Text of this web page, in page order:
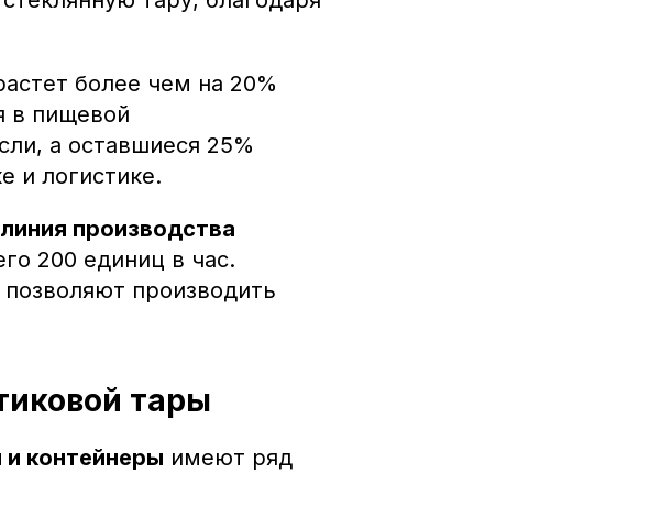
более чем на 20%
в пищевой
а оставшиеся 25%
и логистике.
линия производства
200 единиц в час.
производить
тары
контейнеры имеют ряд